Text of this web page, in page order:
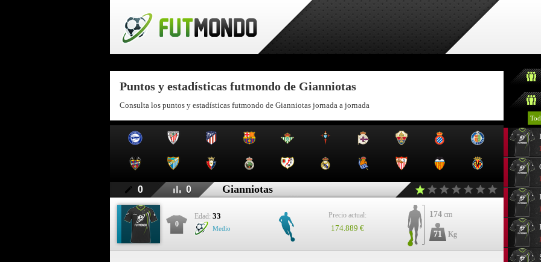
Puntos y estadísticas futmondo de Gianniotas
Consulta los puntos y estadísticas futmondo de Gianniotas jornada a jornada
0 0 Gianniotas
0
Edad: 33
Medio
Precio actual:
174.889 €
174 cm
71 Kg